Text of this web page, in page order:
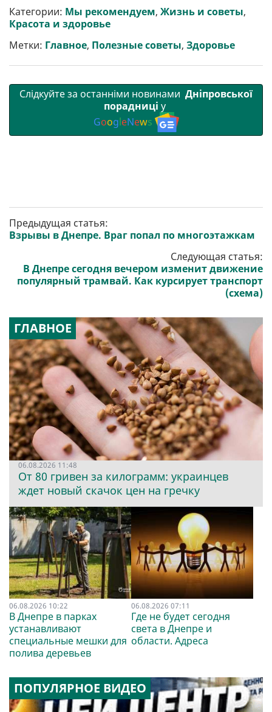
р
и
т
b
o
o
t
e
r
l g
r
s
A
r l
Категории: Мы рекомендуем, Жизнь и советы,
Красота и здоровье
Метки: Главное, Полезные советы, Здоровье
Слідкуйте за останніми новинами Дніпровської
порадниці у
GoogleNews
Предыдущая статья:
Взрывы в Днепре. Враг попал по многоэтажкам
Следующая статья:
В Днепре сегодня вечером изменит движение
популярный трамвай. Как курсирует транспорт
(схема)
ГЛАВНОЕ
06.08.2026 11:48
От 80 гривен за килограмм: украинцев
ждет новый скачок цен на гречку
06.08.2026 10:22
В Днепре в парках
устанавливают
специальные мешки для
полива деревьев
06.08.2026 07:11
Где не будет сегодня
света в Днепре и
области. Адреса
ПОПУЛЯРНОЕ ВИДЕО